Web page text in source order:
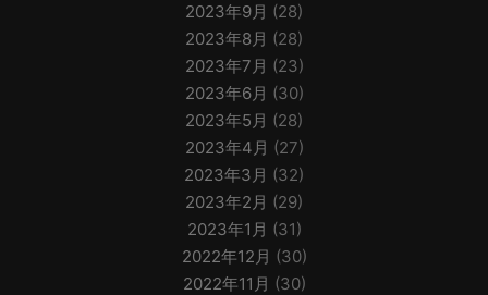
2023年9月 (28)
2023年8月 (28)
2023年7月 (23)
2023年6月 (30)
2023年5月 (28)
2023年4月 (27)
2023年3月 (32)
2023年2月 (29)
2023年1月 (31)
2022年12月 (30)
2022年11月 (30)